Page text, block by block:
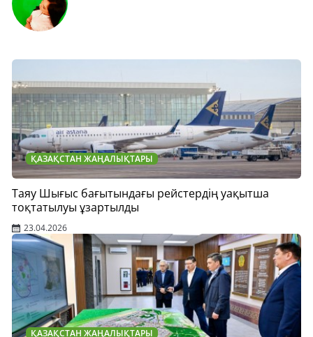
ҚАЗАҚСТАН ЖАҢАЛЫҚТАРЫ
Таяу Шығыс бағытындағы рейстердің уақытша
тоқтатылуы ұзартылды
23.04.2026
ҚАЗАҚСТАН ЖАҢАЛЫҚТАРЫ